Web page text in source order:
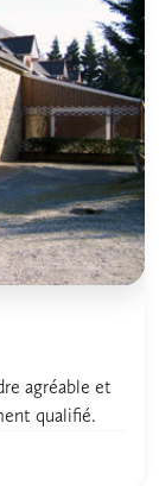
agréable et
qualifié.